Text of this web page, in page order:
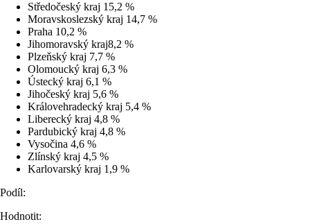
Středočeský kraj 15,2 %
Moravskoslezský kraj 14,7 %
Praha 10,2 %
Jihomoravský kraj8,2 %
Plzeňský kraj 7,7 %
Olomoucký kraj 6,3 %
Ústecký kraj 6,1 %
Jihočeský kraj 5,6 %
Královehradecký kraj 5,4 %
Liberecký kraj 4,8 %
Pardubický kraj 4,8 %
Vysočina 4,6 %
Zlínský kraj 4,5 %
Karlovarský kraj 1,9 %
Podíl:
Hodnotit: